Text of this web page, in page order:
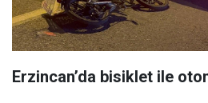
Erzincan’da bisiklet ile